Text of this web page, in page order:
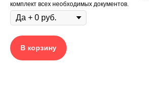
комплект всех необходимых документов.
В корзину